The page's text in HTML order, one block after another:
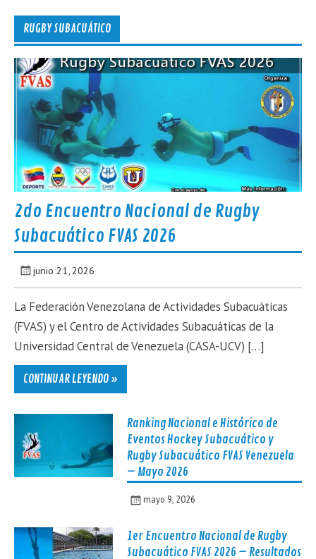
RUGBY SUBACUÁTICO
2do Encuentro Nacional de Rugby
Subacuático FVAS 2026
junio 21, 2026
La Federación Venezolana de Actividades Subacuáticas
(FVAS) y el Centro de Actividades Subacuáticas de la
Universidad Central de Venezuela (CASA-UCV) […]
CONTINUAR LEYENDO »
Ranking Nacional e Histórico de
Eventos Hockey Subacuático y
Rugby Subacuático FVAS Venezuela
– Mayo 2026
mayo 9, 2026
1er Encuentro Nacional de Rugby
Subacuático FVAS 2026 – Resultados